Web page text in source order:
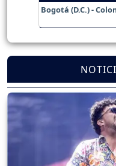
Bogotá (D.C.) -